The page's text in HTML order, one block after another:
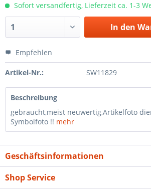
Sofort versandfertig, Lieferzeit ca. 1-3
In den
Empfehlen
Artikel-Nr.: SW11829
Beschreibung
gebraucht,meist neuwertig,Artikelfoto
Symbolfoto !! mehr
Geschäftsinformationen
Shop Service